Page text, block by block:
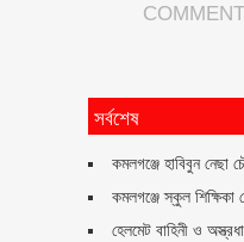
সর্বশেষ
কমলগঞ্জে হাবিবুন নেছা
কমলগঞ্জে স্কুল
হেলমেট বাহিনী ও